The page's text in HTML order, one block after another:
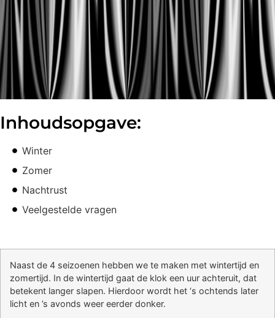
Inhoudsopgave:
Winter
Zomer
Nachtrust
Veelgestelde vragen
Naast de 4 seizoenen hebben we te maken met wintertijd en
zomertijd. In de wintertijd gaat de klok een uur achteruit, dat
betekent langer slapen. Hierdoor wordt het ‘s ochtends later
licht en ’s avonds weer eerder donker.